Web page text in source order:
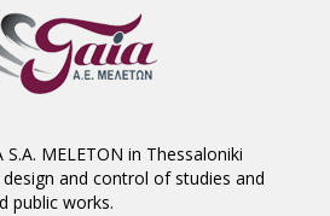
MELETON in Thessaloniki
and control of studies and
public works.